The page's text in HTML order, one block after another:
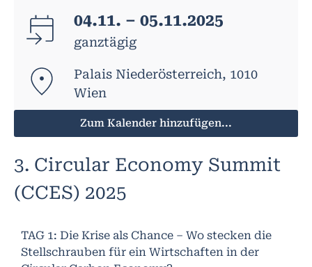
04.11. – 05.11.2025
ganztägig
Palais Niederösterreich, 1010
Wien
Zum Kalender hinzufügen...
3. Circular Economy Summit
(CCES) 2025
TAG 1: Die Krise als Chance – Wo stecken die
Stellschrauben für ein Wirtschaften in der